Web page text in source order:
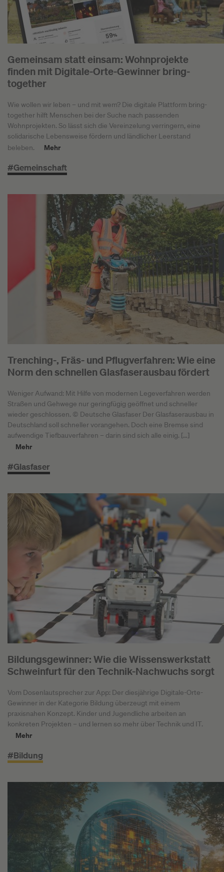
Gemeinsam statt einsam: Wohnprojekte
finden mit Digitale-Orte-Gewinner bring-
together
Wie wollen wir leben – und mit wem? Die digitale Plattform bring-
together hilft Menschen bei der Suche nach passenden
Wohnprojekten. So lässt sich die Vereinzelung verringern, eine
solidarische Lebensweise fördern und ländlicher Leerstand
beleben.
Mehr
#Gemeinschaft
Trenching-, Fräs- und Pflugverfahren: Wie eine
Norm den schnellen Glasfaserausbau fördert
Weniger Aufwand: Mit Hilfe von modernen Legeverfahren werden
Straßen und Gehwege nur geringfügig geöffnet und schneller
wieder geschlossen. © Deutsche Glasfaser Der Glasfaserausbau in
Deutschland soll schneller vorangehen. Doch eine Bremse sind
aufwendige Tiefbauverfahren – darin sind sich alle einig. […]
Mehr
#Glasfaser
Bildungsgewinner: Wie die Wissenswerkstatt
Schweinfurt für den Technik-Nachwuchs sorgt
Vom Dosenlautsprecher zur App: Der diesjährige Digitale-Orte-
Gewinner in der Kategorie Bildung überzeugt mit einem
praxisnahen Konzept. Kinder und Jugendliche arbeiten an
konkreten Projekten – und lernen so mehr über Technik und IT.
Mehr
#Bildung